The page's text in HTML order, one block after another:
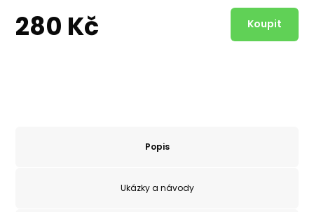
280 Kč
Popis
Ukázky a návody